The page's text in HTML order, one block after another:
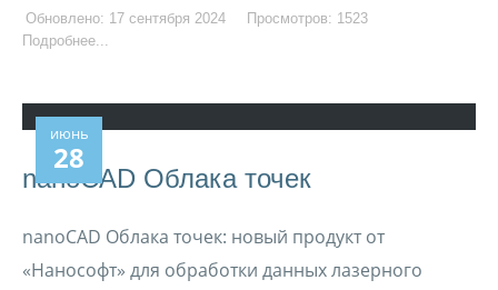
Обновлено: 17 сентября 2024
Просмотров: 1523
Подробнее...
июнь
28
nanoCAD Облака точек
nanoCAD Облака точек: новый продукт от
«Нанософт» для обработки данных лазерного